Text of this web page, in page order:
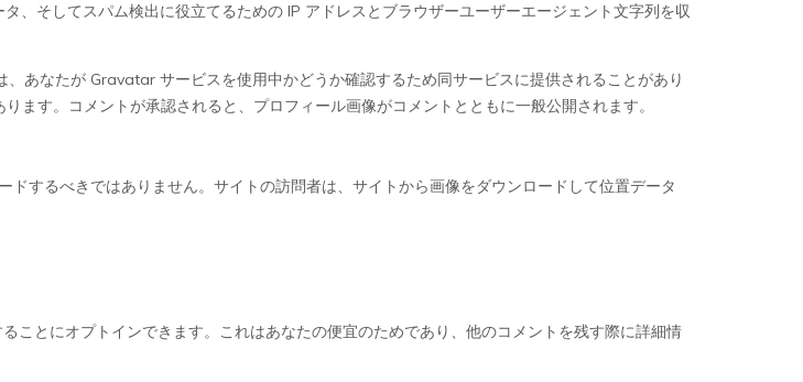
、そしてスパム検出に役立てるための IP アドレスとブラウザーユーザーエージェント文字列を収
あなたが Gravatar サービスを使用中かどうか確認するため同サービスに提供されることがあり
す。コメントが承認されると、プロフィール画像がコメントとともに一般公開されます。
するべきではありません。サイトの訪問者は、サイトから画像をダウンロードして位置データ
とにオプトインできます。これはあなたの便宜のためであり、他のコメントを残す際に詳細情